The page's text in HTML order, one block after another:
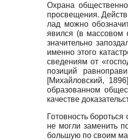
Охрана
просвещения.
лад можно
явился (в массовом
значительно
именно этого
сведениям от
позиций
[Михайловский, 1896]
образованном
качестве
Готовность
не могли заменить
большую по своим